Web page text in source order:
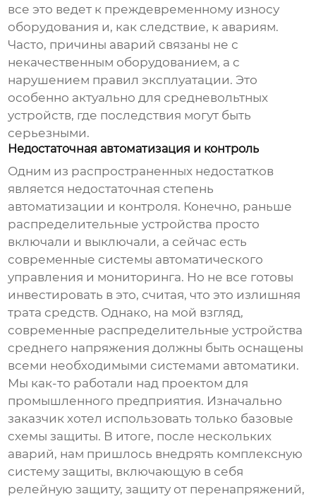
все это ведет к преждевременному износу
оборудования и, как следствие, к авариям.
Часто, причины аварий связаны не с
некачественным оборудованием, а с
нарушением правил эксплуатации. Это
особенно актуально для средневольтных
устройств, где последствия могут быть
серьезными.
Недостаточная автоматизация и контроль
Одним из распространенных недостатков
является недостаточная степень
автоматизации и контроля. Конечно, раньше
распределительные устройства просто
включали и выключали, а сейчас есть
современные системы автоматического
управления и мониторинга. Но не все готовы
инвестировать в это, считая, что это излишняя
трата средств. Однако, на мой взгляд,
современные распределительные устройства
среднего напряжения должны быть оснащены
всеми необходимыми системами автоматики.
Мы как-то работали над проектом для
промышленного предприятия. Изначально
заказчик хотел использовать только базовые
схемы защиты. В итоге, после нескольких
аварий, нам пришлось внедрять комплексную
систему защиты, включающую в себя
релейную защиту, защиту от перенапряжений,